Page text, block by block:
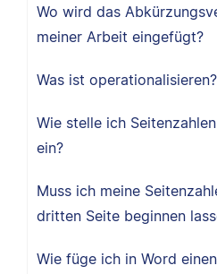
Wo wird das
meiner Arbeit eingefügt?
Was ist operationalisieren?
Wie stelle ich
ein?
Muss ich meine
dritten Seite beginnen
Wie füge ich in Word einen